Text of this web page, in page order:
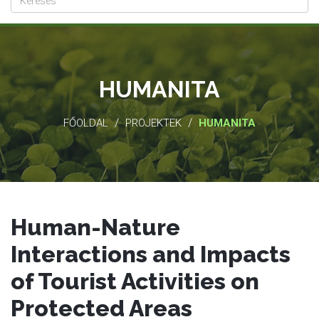
HUMANITA
FŐOLDAL / PROJEKTEK / HUMANITA
Human-Nature
Interactions and Impacts
of Tourist Activities on
Protected Areas